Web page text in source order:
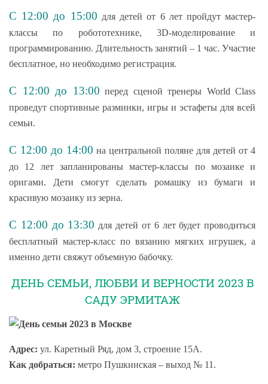
С 12:00 до 15:00 для детей от 6 лет пройдут мастер-
классы по робототехнике, 3D-моделирование и
программированию. Длительность занятий – 1 час. Участие
бесплатное, но необходимо регистрация.
С 12:00 до 13:00 перед сценой тренеры World Class
проведут спортивные разминки, игры и эстафеты для всей
семьи.
С 12:00 до 14:00 на центральной поляне для детей от 4
до 12 лет запланированы мастер-классы по мозаике и
оригами. Дети смогут сделать ромашку из бумаги и
красивую мозаику из зерна.
С 12:00 до 13:30 для детей от 6 лет будет проводиться
бесплатный мастер-класс по вязанию мягких игрушек, а
именно дети свяжут объемную бабочку.
ДЕНЬ СЕМЬИ, ЛЮБВИ И ВЕРНОСТИ 2023 В
САДУ ЭРМИТАЖ
Адрес: ул. Каретный Ряд, дом 3, строение 15А.
Как добраться: метро Пушкинская – выход № 11.